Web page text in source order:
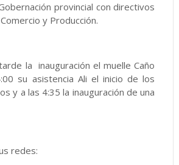
provincial con directivos
y Producción.
la inauguración el muelle Caño
su asistencia Ali el inicio de los
y a las 4:35 la inauguración de una
redes: